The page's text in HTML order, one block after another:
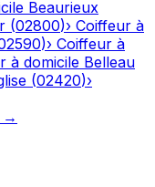
Beaurieux
(02800)› Coiffeur à
)› Coiffeur à
à domicile Belleau
(02420)›
→